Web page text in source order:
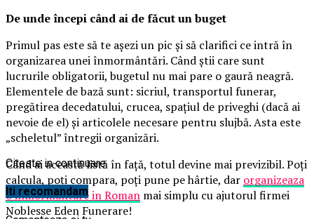
De unde începi când ai de făcut un buget
Primul pas este să te așezi un pic și să clarifici ce intră în
organizarea unei înmormântări. Când știi care sunt
lucrurile obligatorii, bugetul nu mai pare o gaură neagră.
Elementele de bază sunt: sicriul, transportul funerar,
pregătirea decedatului, crucea, spațiul de priveghi (dacă ai
nevoie de el) și articolele necesare pentru slujbă. Asta este
„scheletul” întregii organizări.
Când ai această listă în față, totul devine mai previzibil. Poți
calcula, poți compara, poți pune pe hârtie, dar organizeaza
o inmormantare in Roman mai simplu cu ajutorul firmei
Noblesse Eden Funerare!
Citeste in continuare
Iti recomandam